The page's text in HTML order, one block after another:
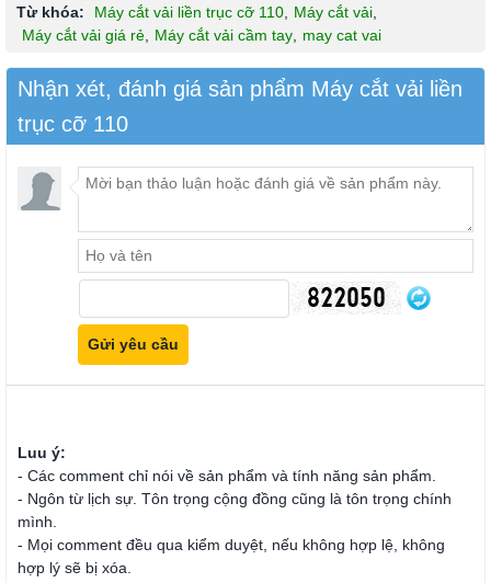
Từ khóa: Máy cắt vải liền trục cỡ 110 Máy cắt vải
Máy cắt vải giá rẻ
Máy cắt vải cầm tay may cat vai
Nhận xét, đánh giá sản phẩm Máy cắt vải liền
trục cỡ 110
Luu ý:
- Các comment chỉ nói về sản phẩm và tính năng sản phẩm.
- Ngôn từ lịch sự. Tôn trọng cộng đồng cũng là tôn trọng chính
mình.
- Mọi comment đều qua kiểm duyệt, nếu không hợp lệ, không
hợp lý sẽ bị xóa.